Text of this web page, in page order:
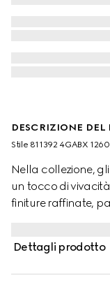
DESCRIZIONE DEL
Stile ‎811392 4GABX 1260
Nella collezione,
un tocco di
finiture raffinate,
Dettagli prodotto